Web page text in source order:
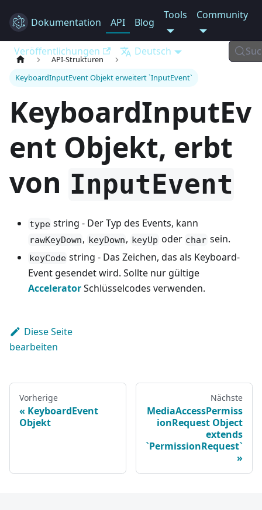
Electron
Dokumentation API Blog
Tools Community
Veröffentlichungen Deutsch
API-Strukturen
KeyboardInputEvent Objekt erweitert `InputEvent`
KeyboardInputEv
ent Objekt, erbt
von InputEvent
type string - Der Typ des Events, kann
rawKeyDown, keyDown, keyUp oder char sein.
keyCode string - Das Zeichen, das als Keyboard-
Event gesendet wird. Sollte nur gültige
AcceleratorSchlüsselcodes verwenden.
Diese Seite
bearbeiten
Vorherige
KeyboardEvent
Objekt
Nächste
MediaAccessPermiss
ionRequest Object
extends
`PermissionRequest`